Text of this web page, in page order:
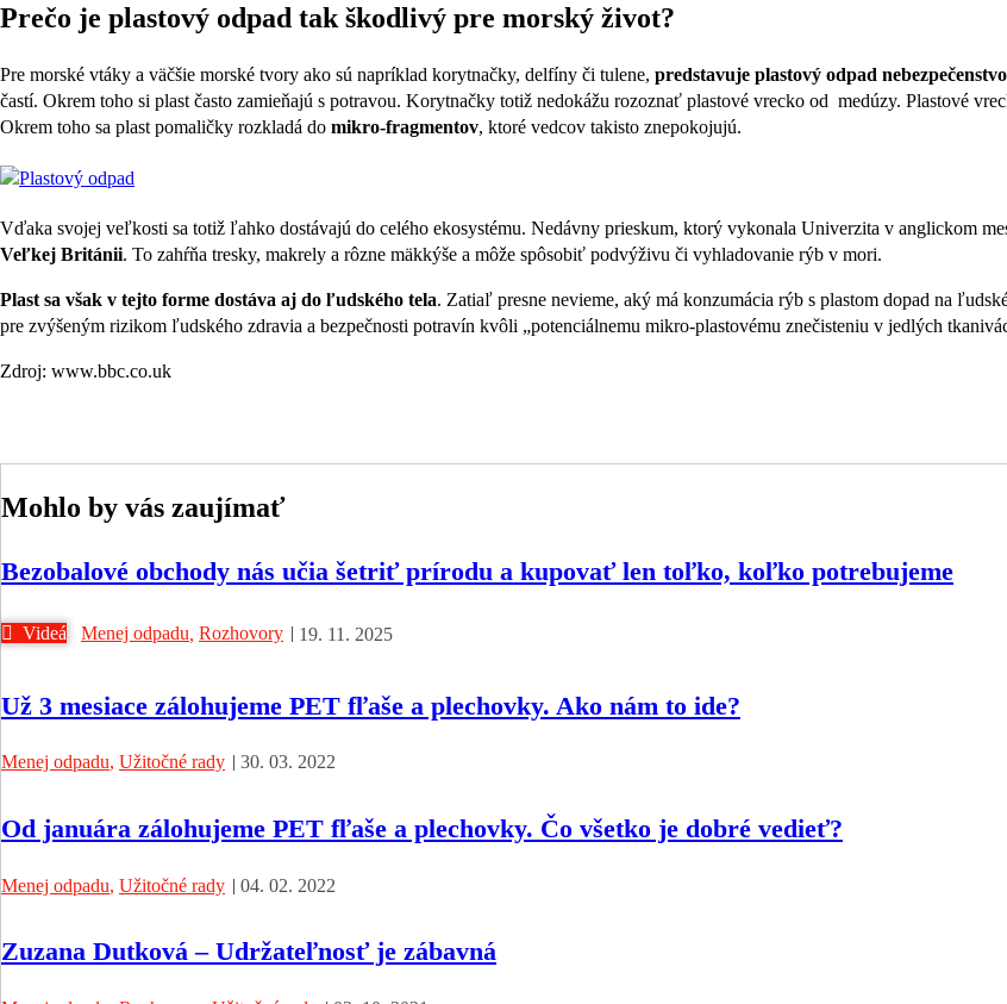
Prečo je plastový odpad tak škodlivý pre morský život?
Pre morské vtáky a väčšie morské tvory ako sú napríklad korytnačky, delfíny či tulene, predstavuje plastový odpad nebezpečenstvo
častí. Okrem toho si plast často zamieňajú s potravou. Korytnačky totiž nedokážu rozoznať plastové vrecko od medúzy. Plastové
Okrem toho sa plast pomaličky rozkladá do mikro-fragmentov, ktoré vedcov takisto znepokojujú.
Vďaka svojej veľkosti sa totiž ľahko dostávajú do celého ekosystému. Nedávny prieskum, ktorý vykonala Univerzita v anglickom
Veľkej Británii. To zahŕňa tresky, makrely a rôzne mäkkýše a môže spôsobiť podvýživu či vyhladovanie rýb v mori.
Plast sa však v tejto forme dostáva aj do ľudského tela. Zatiaľ presne nevieme, aký má konzumácia rýb s plastom dopad na
pre zvýšeným rizikom ľudského zdravia a bezpečnosti potravín kvôli „potenciálnemu mikro-plastovému znečisteniu v jedlých
Zdroj: www.bbc.co.uk
Mohlo by vás zaujímať
Bezobalové obchody nás učia šetriť prírodu a kupovať len toľko, koľko potrebujeme
Videá Menej odpadu Rozhovory 19. 11. 2025
Už 3 mesiace zálohujeme PET fľaše a plechovky. Ako nám to ide?
Menej odpadu, Užitočné rady 30. 03. 2022
Od januára zálohujeme PET fľaše a plechovky. Čo všetko je dobré vedieť?
Menej odpadu, Užitočné rady 04. 02. 2022
Zuzana Dutková – Udržateľnosť je zábavná